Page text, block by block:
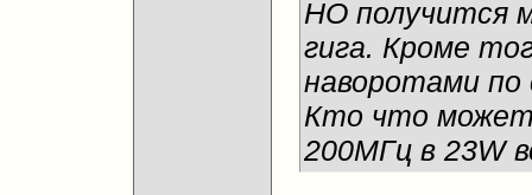
НО получится
гига. Кроме
наворотами по
Кто что
200МГц в 23W